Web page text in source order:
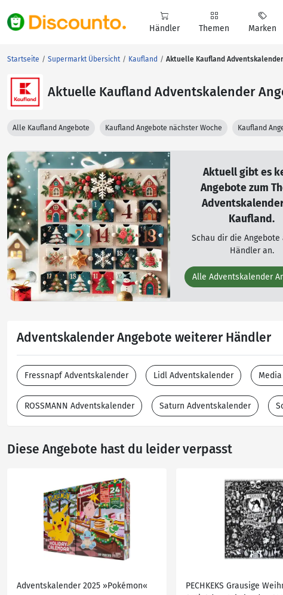
Händler Themen Marken
Startseite Supermarkt Übersicht Kaufland Aktuelle Kaufland
Aktuelle Kaufland Adventskalender
Alle Kaufland Angebote Kaufland Angebote nächster Woche Kaufland
Aktuell gibt es
Angebote zum
Kaufland.
Schau dir die Angebote
Händler an.
Alle Adventskalender
Adventskalender Angebote weiterer Händler
Fressnapf Adventskalender Lidl Adventskalender
ROSSMANN Adventskalender Saturn Adventskalender
Diese Angebote hast du leider verpasst
Adventskalender 2025 »Pokémon«
PECHKEKS Grausige